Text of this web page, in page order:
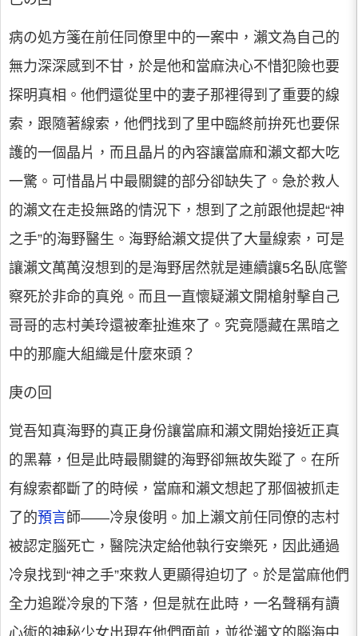
病の処方箋在前任同僚里中的一案中，瀨文為自己的
無力深深感到不甘，於是他和當麻決心不惜犯險也要
探明真相。他們還從里中的妻子那裡得到了重要的線
索，跟隨著線索，他們找到了里中臨終前拚死也要保
護的一個晶片，而且晶片的內容讓當麻和瀨文都大吃
一驚。可惜晶片中最關鍵的部分卻缺失了。急於救人
的瀨文在走投無路的情況下，想到了之前跟他提起“神
之手”的海野醫生。海野給瀨文提供了大量線索，可是
讓瀨文萬萬沒想到的是海野居然就是連續讓5名臥底警
察死於非命的真兇。而且一直懷疑瀨文開槍射擊自己
哥哥的志村美玲還被牽扯進來了。究竟隱藏在黑暗之
中的那龐大組織是什麼來頭？
庚の回
覚吾知真海野的真正身份讓當麻和瀨文開始接近正真
的黑幕，但是此時最關鍵的海野卻無故失蹤了。在所
有線索都斷了的時候，當麻和瀨文想起了那個被抓走
了的預言師——冷泉俊明。加上瀨文前任同僚的志村
被認定腦死亡，醫院決定給他執行安樂死，因此通過
冷泉找到“神之手”來救人更顯得迫切了。於是當麻他們
全力追蹤冷泉的下落，但是就在此時，一名聲稱有讀
心術的神秘少女出現在他們面前，並從瀨文的腦海中